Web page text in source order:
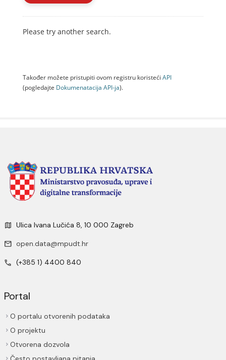
Please try another search.
Također možete pristupiti ovom registru koristeći API
(pogledajte Dokumenаtаcijа API-jа).